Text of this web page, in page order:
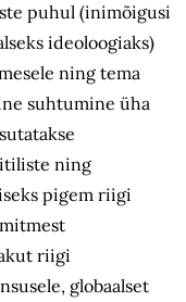
puhul (inimõigusi
ideoloogiaks)
ning tema
suhtumine üha
ning
pigem riigi
riigi
globaalset